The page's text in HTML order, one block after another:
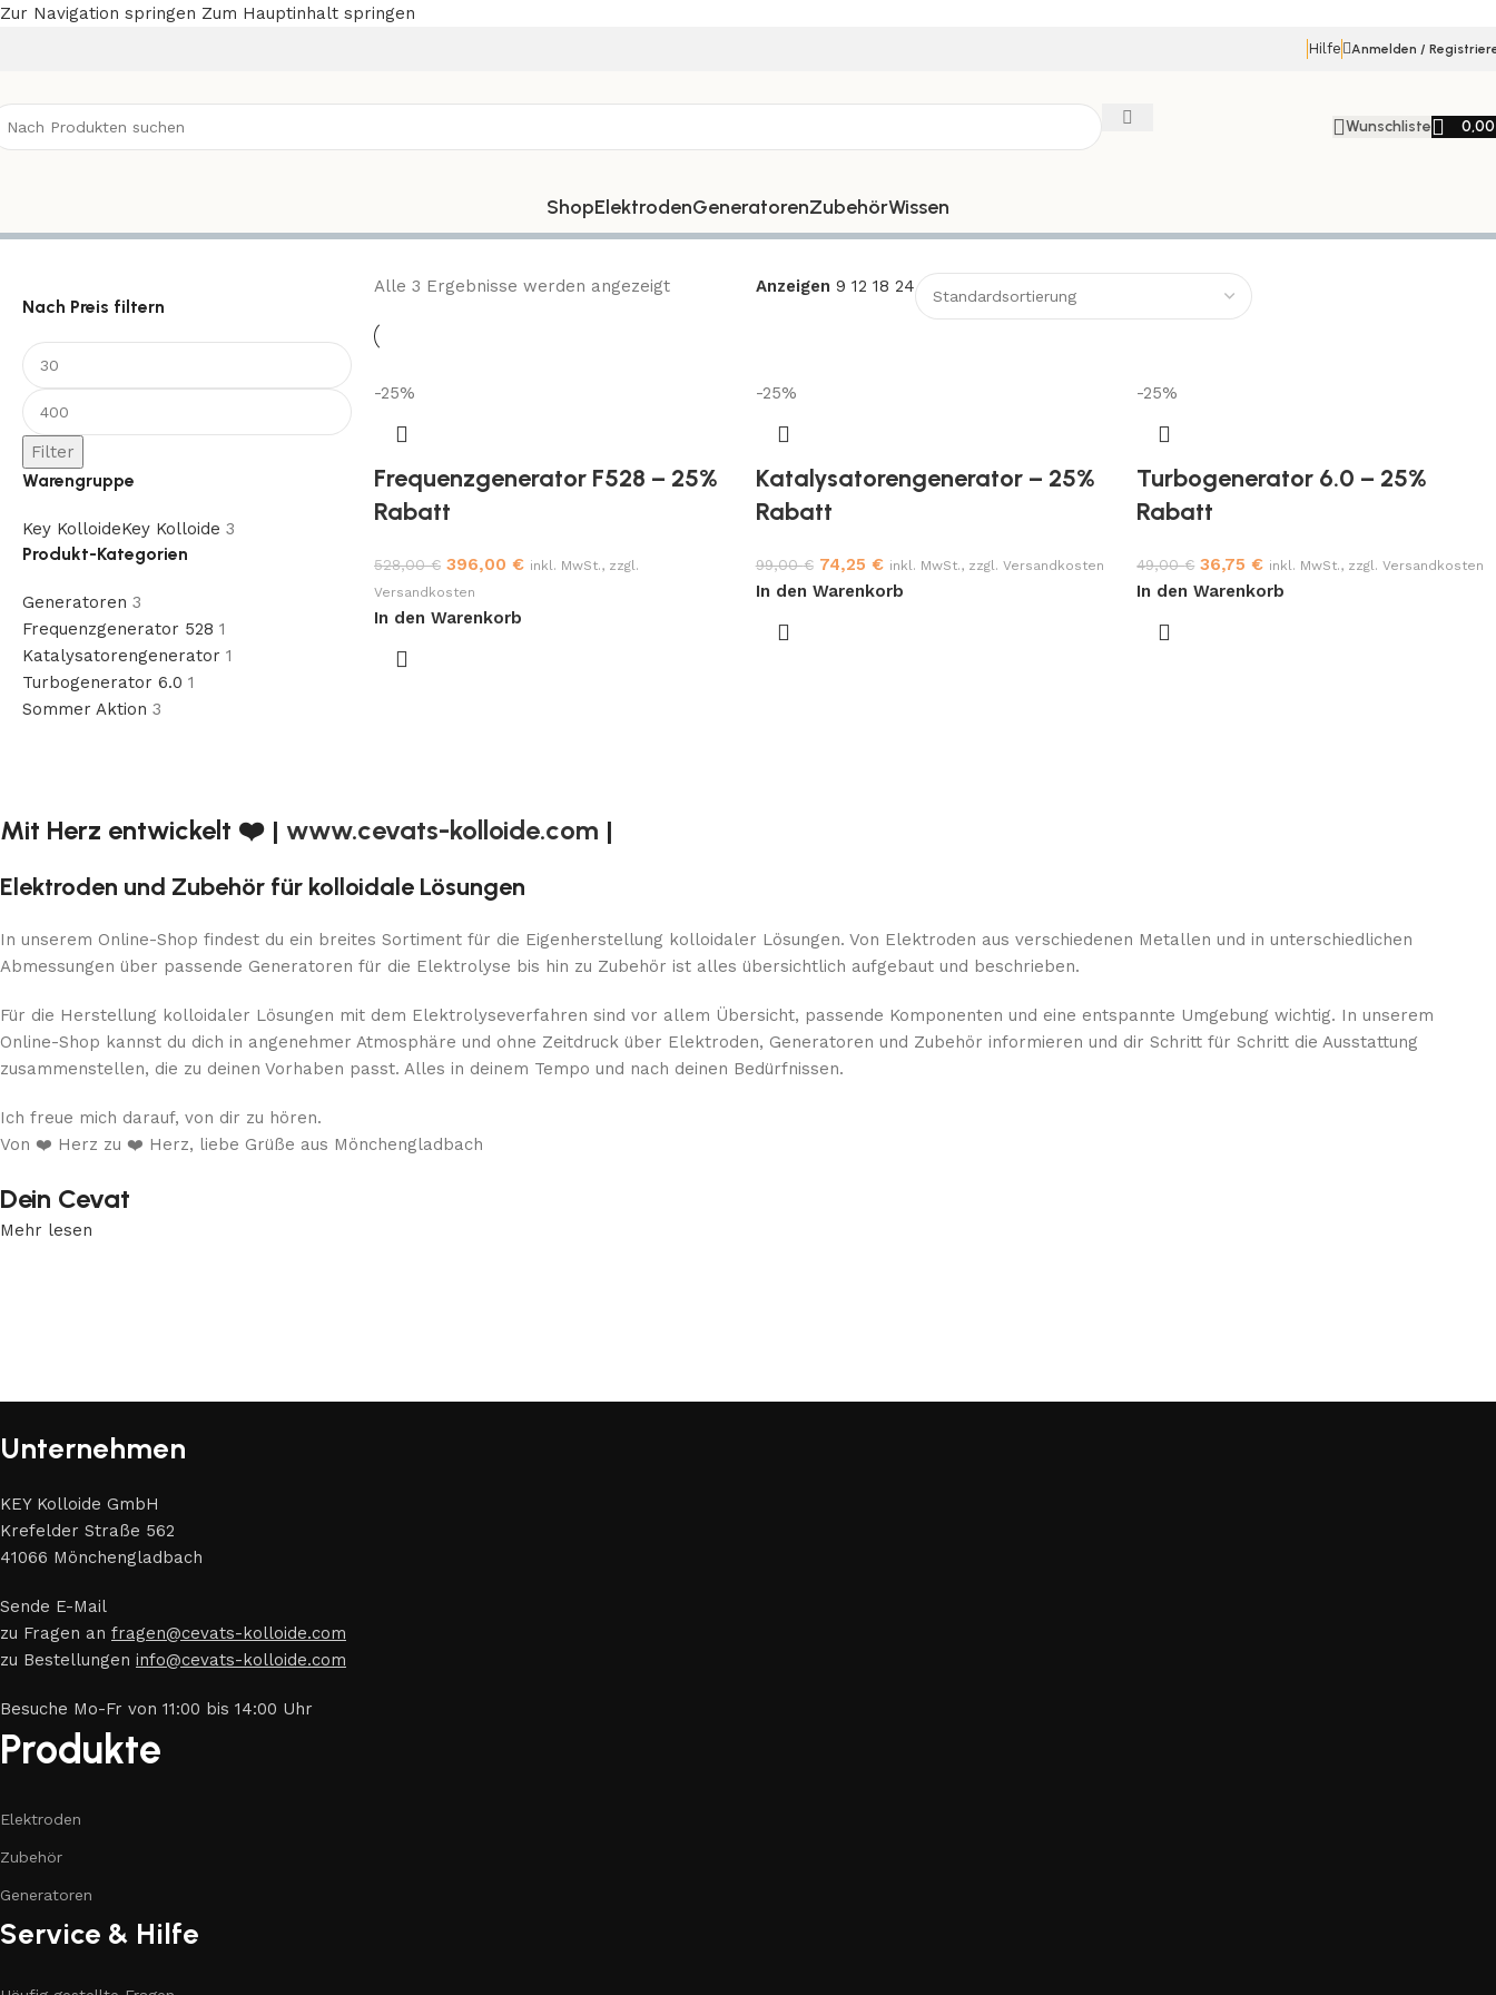
Zur Navigation springen Zum Hauptinhalt springen
Hilfe Anmelden /
Wunschliste
ShopElektrodenGeneratorenZubehörWissen
Nach Preis filtern
Filter
Warengruppe
Key KolloideKey Kolloide 3
Produkt-Kategorien
Generatoren 3
Frequenzgenerator 528 1
Katalysatorengenerator 1
Turbogenerator 6.0 1
Sommer Aktion 3
Alle 3 Ergebnisse werden angezeigt Anzeigen 9 12 18 24
-25%
Frequenzgenerator F528 – 25%
Rabatt
528,00€ 396,00 € inkl. MwSt., zzgl.
Versandkosten
In den Warenkorb
-25%
Katalysatorengenerator – 25%
Rabatt
99,00€ 74,25 € inkl. MwSt., zzgl. Versandkosten
In den Warenkorb
-25%
Turbogenerator 6.0 – 25%
Rabatt
49,00€ 36,75€ inkl. MwSt., zzgl. Versandkosten
In den Warenkorb
Mit Herz entwickelt ❤️ | www.cevats-kolloide.com |
Elektroden und Zubehör für kolloidale Lösungen
In unserem Online-Shop findest du ein breites Sortiment für die Eigenherstellung kolloidaler Lösungen. Von Elektroden aus verschiedenen Metallen und in unterschiedlichen
Abmessungen über passende Generatoren für die Elektrolyse bis hin zu Zubehör ist alles übersichtlich aufgebaut und beschrieben.
Für die Herstellung kolloidaler Lösungen mit dem Elektrolyseverfahren sind vor allem Übersicht, passende Komponenten und eine entspannte Umgebung wichtig. In unserem
Online-Shop kannst du dich in angenehmer Atmosphäre und ohne Zeitdruck über Elektroden, Generatoren und Zubehör informieren und dir Schritt für Schritt die Ausstattung
zusammenstellen, die zu deinen Vorhaben passt. Alles in deinem Tempo und nach deinen Bedürfnissen.
Ich freue mich darauf, von dir zu hören.
Von ❤️ Herz zu ❤️ Herz, liebe Grüße aus Mönchengladbach
Dein Cevat
Mehr lesen
Unternehmen
KEY Kolloide GmbH
Krefelder Straße 562
41066 Mönchengladbach
Sende E-Mail
zu Fragen an fragen@cevats-kolloide.com
zu Bestellungen info@cevats-kolloide.com
Besuche Mo-Fr von 11:00 bis 14:00 Uhr
Produkte
Elektroden
Zubehör
Generatoren
Service & Hilfe